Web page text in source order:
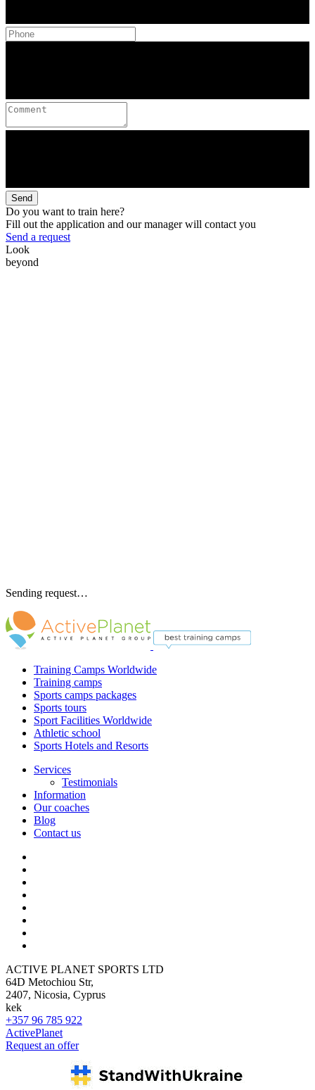
Send
Do you want to train here?
Fill out the application and our manager will contact you
Send a request
Look
beyond
Sending request…
Training Camps Worldwide
Training camps
Sports camps packages
Sports tours
Sport Facilities Worldwide
Athletic school
Sports Hotels and Resorts
Services
Testimonials
Information
Our coaches
Blog
Contact us
ACTIVE PLANET SPORTS LTD
64D Metochiou Str,
2407, Nicosia, Cyprus
kek
+357 96 785 922
ActivePlanet
Request an offer